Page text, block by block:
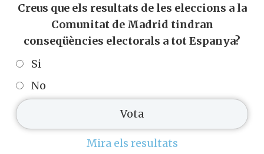
Creus que els resultats de les eleccions a la
Comunitat de Madrid tindran
conseqüències electorals a tot Espanya?
Si
No
Mira els resultats